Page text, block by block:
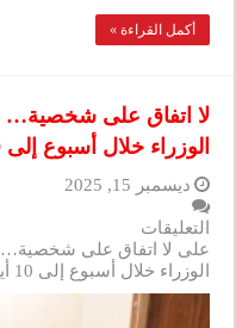
أكمل القراءة »
لا اتفاق على
الوزراء خلال أسبوع إلى 10 أيام
ديسمبر 15, 2025
التعليقات
على لا اتفاق على
الوزراء خلال أسبوع إلى 10 أيام مغلقة